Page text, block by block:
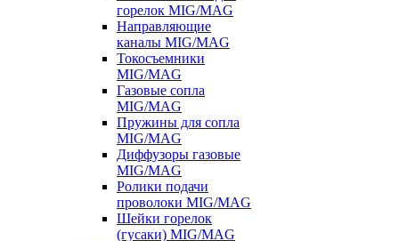
горелок MIG/MAG
Направляющие
каналы MIG/MAG
Токосъемники
MIG/MAG
Газовые сопла
MIG/MAG
Пружины для сопла
MIG/MAG
Диффузоры газовые
MIG/MAG
Ролики подачи
проволоки MIG/MAG
Шейки горелок
(гусаки) MIG/MAG